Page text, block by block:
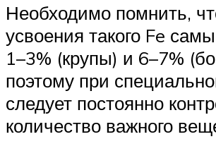
Необходимо помнить,
усвоения такого Fe
1–3% (крупы) и 6–7%
поэтому при
следует постоянно
количество важного